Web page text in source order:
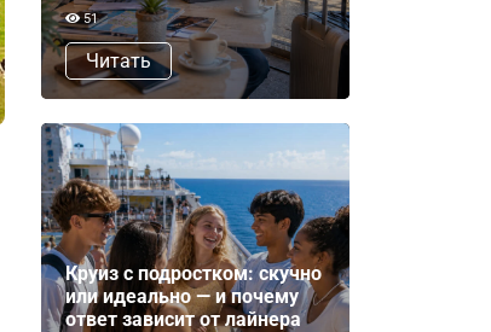
51
Читать
Круиз с подростком: скучно
или идеально — и почему
ответ зависит от лайнера